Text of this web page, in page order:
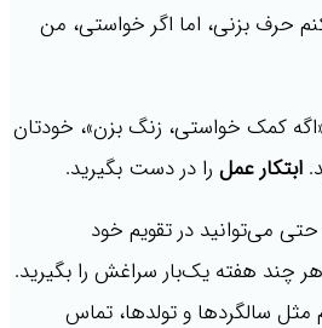
حرف بزنی، اما اگر خواستی، من
کمک خواستی، زنگ بزن»، خودتان
ابتکار عمل را در دست بگیرید.
می‌توانید در تقویم خود
هر چند هفته یک‌بار سراغش را بگیرید.
سالگردها و تولدها، تماس